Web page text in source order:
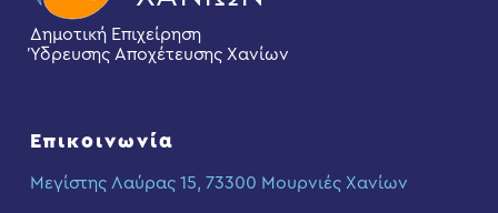
Δημοτική Επιχείρηση
Ύδρευσης Αποχέτευσης Χανίων
Επικοινωνία
Μεγίστης Λαύρας 15, 73300 Μουρνιές Χανίων